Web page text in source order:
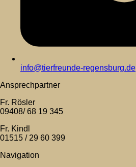
info@tierfreunde-regensburg.de
Ansprechpartner
Fr. Rösler
09408/ 68 19 345
Fr. Kindl
01515 / 29 60 399
Navigation